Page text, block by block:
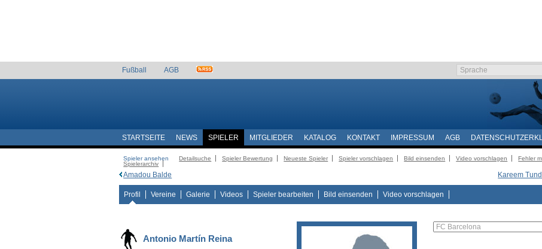
Fußball AGB
STARTSEITE NEWS SPIELER MITGLIEDER KATALOG KONTAKT IMPRESSUM AGB
Spieler ansehen Detailsuche Spieler Bewertung Neueste Spieler Spieler vorschlagen Bild einsenden Video vorschlagen
Fehler
Spielerarchiv
Kareem
Amadou Balde
Profil Vereine Galerie Videos Spieler bearbeiten Bild einsenden Video vorschlagen
Antonio Martín Reina